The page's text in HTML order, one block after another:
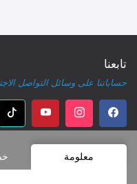
تابعنا
حساباتنا على وسائل التواصل
معلومة